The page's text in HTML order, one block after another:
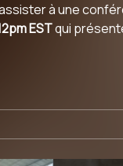
à une
ESTqui